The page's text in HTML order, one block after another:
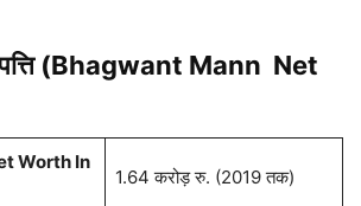
(Bhagwant Mann Net
Worth In
1.64 करोड़ रु. (2019 तक)